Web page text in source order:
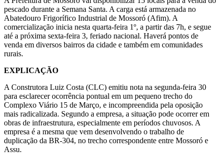
pescado durante a Semana Santa. A carga está armazenada no
Abatedouro Frigorífico Industrial de Mossoró (Afim). A
comercialização inicia nesta quarta-feira 1º, a partir das 7h, e segue
até a próxima sexta-feira 3, feriado nacional. Haverá pontos de
venda em diversos bairros da cidade e também em comunidades
rurais.
EXPLICAÇÃO
A Construtora Luiz Costa (CLC) emitiu nota na segunda-feira 30
para esclarecer ocorrência pontual em um pequeno trecho do
Complexo Viário 15 de Março, e incompreendida pela oposição
mais radicalizada. Segundo a empresa, a situação pode ocorrer em
obras de infraestrutura, especialmente em períodos chuvosos. A
empresa é a mesma que vem desenvolvendo o trabalho de
duplicação da BR-304, no trecho correspondente entre Mossoró e
Assu.